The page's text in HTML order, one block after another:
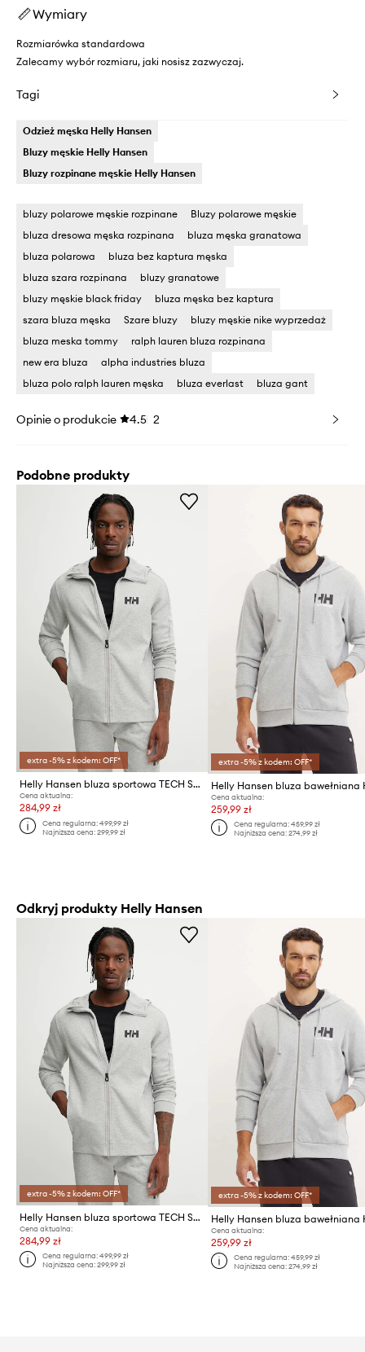
Wymiary
Rozmiarówka standardowa
Zalecamy wybór rozmiaru, jaki nosisz zazwyczaj.
Tagi
Odzież męska Helly Hansen
Bluzy męskie Helly Hansen
Bluzy rozpinane męskie Helly Hansen
bluzy polarowe męskie rozpinane
Bluzy polarowe męskie
bluza dresowa męska rozpinana
bluza męska granatowa
bluza polarowa
bluza bez kaptura męska
bluza szara rozpinana
bluzy granatowe
bluzy męskie black friday
bluza męska bez kaptura
szara bluza męska
Szare bluzy
bluzy męskie nike wyprzedaż
bluza meska tommy
ralph lauren bluza rozpinana
new era bluza
alpha industries bluza
bluza polo ralph lauren męska
bluza everlast bluza gant
Opinie o produkcie 4.5 2
Podobne produkty
extra -5% z kodem: OFF*
Helly Hansen bluza sportowa TECH SWEAT
Cena aktualna:
284,99 zł
Cena regularna:499,99 zł
Najniższa cena:299,99 zł
extra -5% z kodem: OFF*
Cena aktualna:
259,99 zł
Cena regularna: 459,99 zł
Najniższa cena: 274,99 zł
Odkryj produkty Helly Hansen
extra -5% z kodem: OFF*
Helly Hansen bluza sportowa TECH SWEAT
Cena aktualna:
284,99 zł
Cena regularna:499,99 zł
Najniższa cena:299,99 zł
extra -5% z kodem: OFF*
Cena aktualna:
259,99 zł
Cena regularna: 459,99 zł
Najniższa cena: 274,99 zł